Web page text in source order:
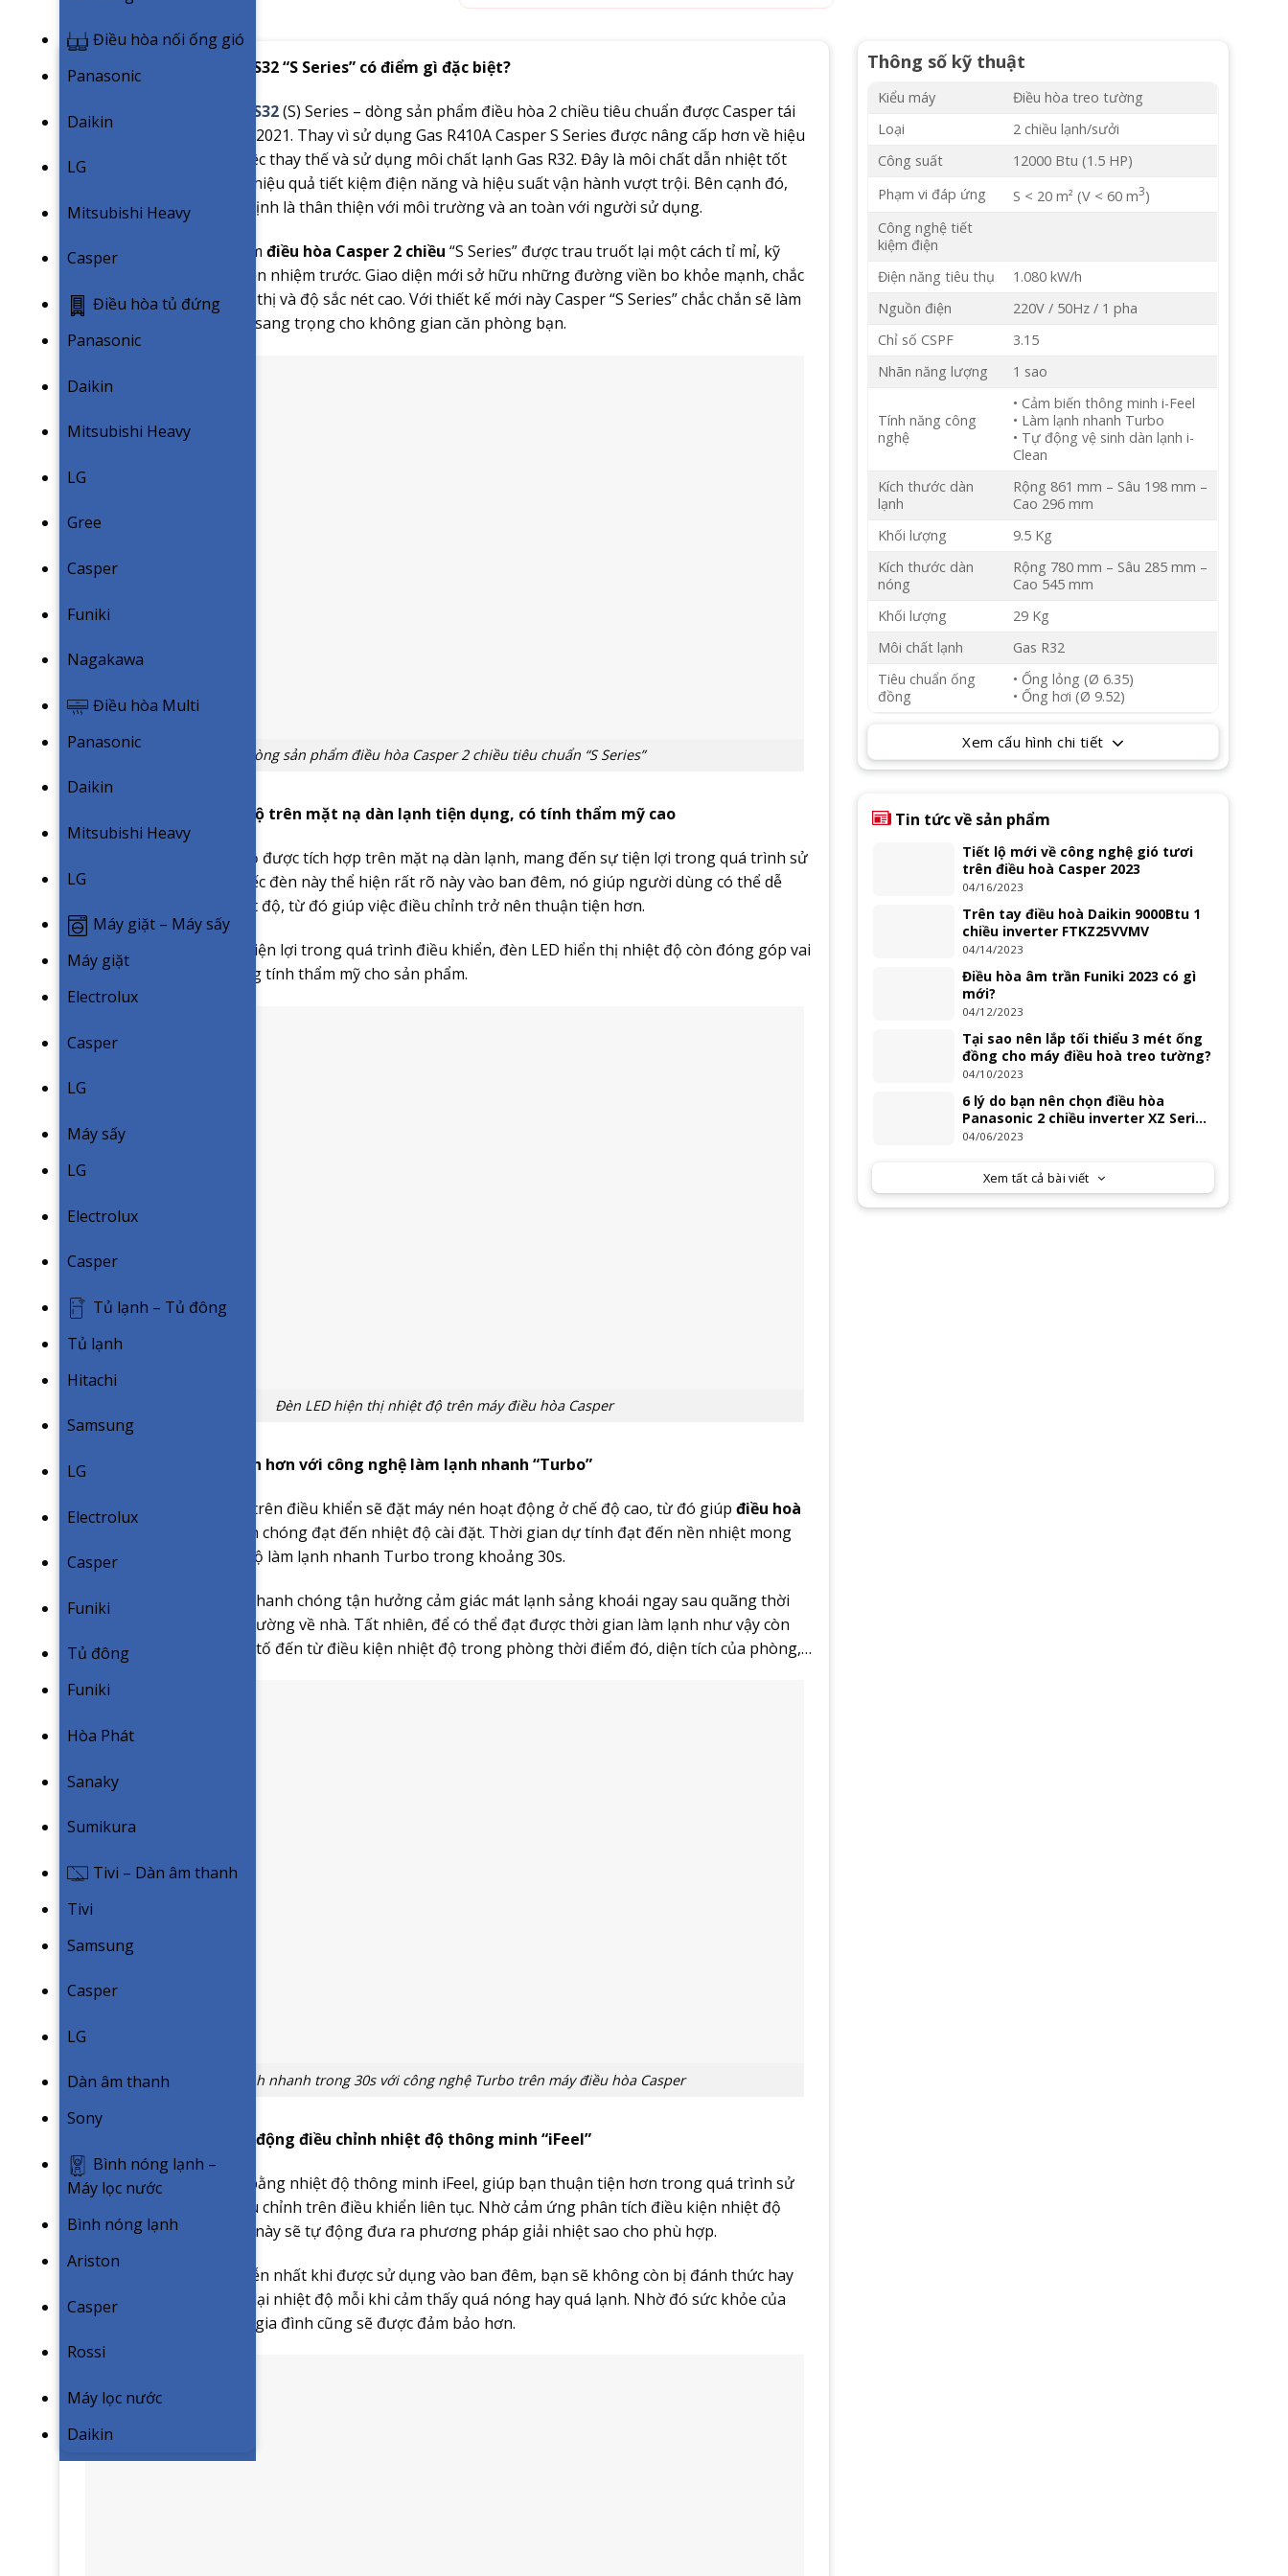
Điều hòa nối ống gió
Panasonic
Daikin
LG
Mitsubishi Heavy
Casper
Điều hòa tủ đứng
Panasonic
Daikin
Mitsubishi Heavy
LG
Gree
Casper
Funiki
Nagakawa
Điều hòa Multi
Panasonic
Daikin
Mitsubishi Heavy
LG
Máy giặt – Máy sấy
Máy giặt
Electrolux
Casper
LG
Máy sấy
LG
Electrolux
Casper
Tủ lạnh – Tủ đông
Tủ lạnh
Hitachi
Samsung
LG
Electrolux
Casper
Funiki
Tủ đông
Funiki
Hòa Phát
Sanaky
Sumikura
Tivi – Dàn âm thanh
Tivi
Samsung
Casper
LG
Dàn âm thanh
Sony
Bình nóng lạnh –
Máy lọc nước
Bình nóng lạnh
Ariston
Casper
Rossi
Máy lọc nước
Daikin
Điều hòa Casper SH-12FS32 “S Series” có điểm gì đặc biệt?
Điều hòa Casper SH-12FS32(S) Series – dòng sản phẩm điều hòa 2 chiều tiêu chuẩn được Casper tái
định nghĩa lại trong năm 2021. Thay vì sử dụng Gas R410A Casper S Series được nâng cấp hơn về hiệu
suất năng lượng bằng việc thay thế và sử dụng môi chất lạnh Gas R32. Đây là môi chất dẫn nhiệt tốt
nhất hiện nay mang đến hiệu quả tiết kiệm điện năng và hiệu suất vận hành vượt trội. Bên cạnh đó,
Gas R32 còn được nhân định là thân thiện với môi trường và an toàn với người sử dụng.
Thiết kế của các sản phẩm điều hòa Casper 2 chiều “S Series” được trau truốt lại một cách tỉ mỉ, kỹ
càng hơn so với model tiền nhiệm trước. Giao diện mới sở hữu những đường viền bo khỏe mạnh, chắc
chắn mang đến tính hiển thị và độ sắc nét cao. Với thiết kế mới này Casper “S Series” chắc chắn sẽ làm
nổi bật thêm vẻ hiện đại, sang trọng cho không gian căn phòng bạn.
Dòng sản phẩm điều hòa Casper 2 chiều tiêu chuẩn “S Series”
Đèn LED hiển thị nhiệt độ trên mặt nạ dàn lạnh tiện dụng, có tính thẩm mỹ cao
Đèn LED hiển thị nhiệt độ được tích hợp trên mặt nạ dàn lạnh, mang đến sự tiện lợi trong quá trình sử
dụng. Công dụng của chiếc đèn này thể hiện rất rõ này vào ban đêm, nó giúp người dùng có thể dễ
dàng quan sát được nhiệt độ, từ đó giúp việc điều chỉnh trở nên thuận tiện hơn.
Không chỉ mang đến sự tiện lợi trong quá trình điều khiển, đèn LED hiển thị nhiệt độ còn đóng góp vai
trò tạo điểm nhấn và tăng tính thẩm mỹ cho sản phẩm.
Đèn LED hiện thị nhiệt độ trên máy điều hòa Casper
Giải tỏa cơn nóng nhanh hơn với công nghệ làm lạnh nhanh “Turbo”
Khi kích hoạt chế độ này trên điều khiển sẽ đặt máy nén hoạt động ở chế độ cao, từ đó giúp điều hoà
nhanh chóng đạt đến nhiệt độ cài đặt. Thời gian dự tính đạt đến nền nhiệt mong
muốn khi kích hoạt chế độ làm lạnh nhanh Turbo trong khoảng 30s.
Chế độ Turbo giúp bạn nhanh chóng tận hưởng cảm giác mát lạnh sảng khoái ngay sau quãng thời
gian di chuyển từ ngoài đường về nhà. Tất nhiên, để có thể đạt được thời gian làm lạnh như vậy còn
phụ thuộc vào nhiều yếu tố đến từ điều kiện nhiệt độ trong phòng thời điểm đó, diện tích của phòng,…
Làm lạnh nhanh trong 30s với công nghệ Turbo trên máy điều hòa Casper
Công nghệ cảm biển tự động điều chỉnh nhiệt độ thông minh “iFeel”
Công nghệ tự động cân bằng nhiệt độ thông minh iFeel, giúp bạn thuận tiện hơn trong quá trình sử
dụng mà không phải điều chỉnh trên điều khiển liên tục. Nhờ cảm ứng phân tích điều kiện nhiệt độ
trong phòng, công nghệ này sẽ tự động đưa ra phương pháp giải nhiệt sao cho phù hợp.
iFeel có ứng dụng thực tiễn nhất khi được sử dụng vào ban đêm, bạn sẽ không còn bị đánh thức hay
phải thức dậy điều chỉnh lại nhiệt độ mỗi khi cảm thấy quá nóng hay quá lạnh. Nhờ đó sức khỏe của
bạn và người thân trong gia đình cũng sẽ được đảm bảo hơn.
Thông số kỹ thuật
Kiểu máy
Điều hòa treo tường
Loại
2 chiều lạnh/sưởi
Công suất
12000 Btu (1.5 HP)
Phạm vi đáp ứng
S < 20 m² (V < 60 m3)
Công nghệ tiết
kiệm điện
Điện năng tiêu thụ
1.080 kW/h
Nguồn điện
220V / 50Hz / 1 pha
Chỉ số CSPF
3.15
Nhãn năng lượng
1 sao
Tính năng công
nghệ
• Cảm biến thông minh i-Feel
• Làm lạnh nhanh Turbo
• Tự động vệ sinh dàn lạnh i-
Clean
Kích thước dàn
lạnh
Rộng 861 mm – Sâu 198 mm –
Cao 296 mm
Khối lượng
9.5 Kg
Kích thước dàn
nóng
Rộng 780 mm – Sâu 285 mm –
Cao 545 mm
Khối lượng
29 Kg
Môi chất lạnh
Gas R32
Tiêu chuẩn ống
đồng
• Ống lỏng (Ø 6.35)
• Ống hơi (Ø 9.52)
Xem cấu hình chi tiết
Tin tức về sản phẩm
Tiết lộ mới về công nghệ gió tươi
trên điều hoà Casper 2023
04/16/2023
Trên tay điều hoà Daikin 9000Btu 1
chiều inverter FTKZ25VVMV
04/14/2023
Điều hòa âm trần Funiki 2023 có gì
mới?
04/12/2023
Tại sao nên lắp tối thiểu 3 mét ống
đồng cho máy điều hoà treo tường?
04/10/2023
6 lý do bạn nên chọn điều hòa
Panasonic 2 chiều inverter XZ Series
2023
04/06/2023
Xem tất cả bài viết